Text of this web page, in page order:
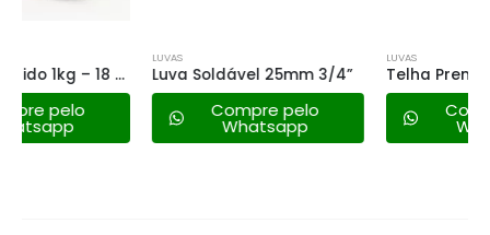
Luva Soldável 25mm 3/4”
Compre pelo
Whatsapp
Telha Premier Cejatel Bordo
Compre pelo
Whatsapp